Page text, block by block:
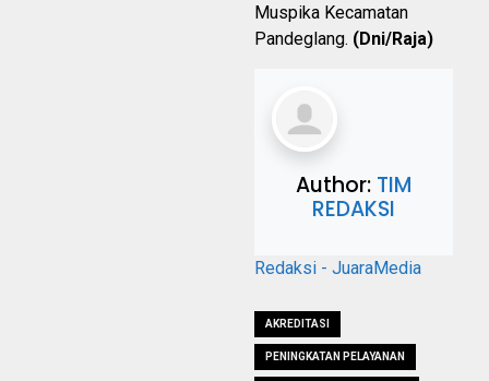
Muspika Kecamatan
Pandeglang. (Dni/Raja)
Author: TIM
REDAKSI
Redaksi - JuaraMedia
AKREDITASI
PENINGKATAN PELAYANAN